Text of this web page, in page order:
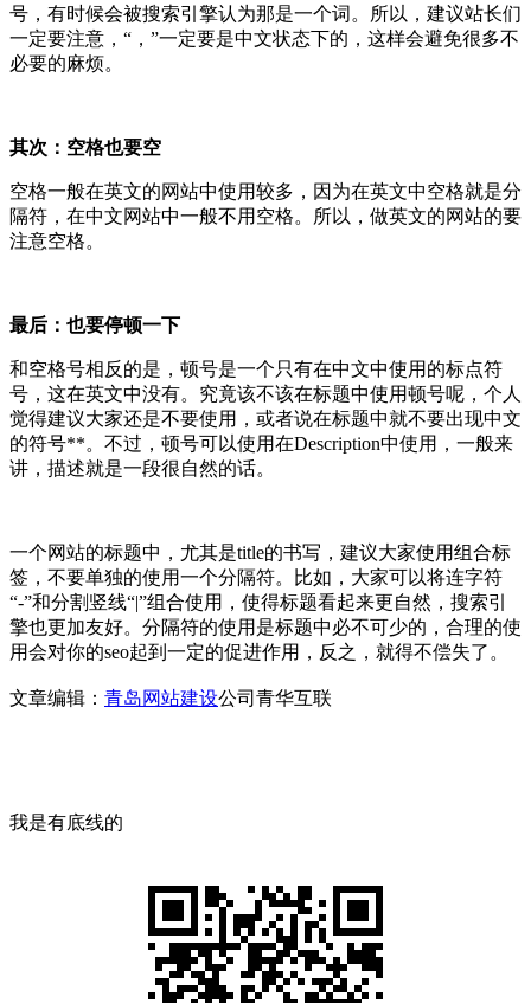
号，有时候会被搜索引擎认为那是一个词。所以，建议站长们
一定要注意，“，”一定要是中文状态下的，这样会避免很多不
必要的麻烦。
其次：空格也要空
空格一般在英文的网站中使用较多，因为在英文中空格就是分
隔符，在中文网站中一般不用空格。所以，做英文的网站的要
注意空格。
最后：也要停顿一下
和空格号相反的是，顿号是一个只有在中文中使用的标点符
号，这在英文中没有。究竟该不该在标题中使用顿号呢，个人
觉得建议大家还是不要使用，或者说在标题中就不要出现中文
的符号**。不过，顿号可以使用在Description中使用，一般来
讲，描述就是一段很自然的话。
一个网站的标题中，尤其是title的书写，建议大家使用组合标
签，不要单独的使用一个分隔符。比如，大家可以将连字符
“-”和分割竖线“|”组合使用，使得标题看起来更自然，搜索引
擎也更加友好。分隔符的使用是标题中必不可少的，合理的使
用会对你的seo起到一定的促进作用，反之，就得不偿失了。
文章编辑： 青岛网站建设公司青华互联
我是有底线的